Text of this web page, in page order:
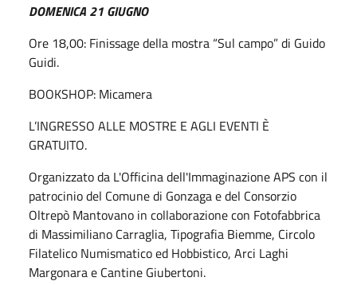
DOMENICA 21 GIUGNO
Ore 18,00: Finissage della mostra “Sul campo” di Guido
Guidi.
BOOKSHOP: Micamera
L’INGRESSO ALLE MOSTRE E AGLI EVENTI È
GRATUITO.
Organizzato da L'Officina dell'Immaginazione APS con il
patrocinio del Comune di Gonzaga e del Consorzio
Oltrepò Mantovano in collaborazione con Fotofabbrica
di Massimiliano Carraglia, Tipografia Biemme, Circolo
Filatelico Numismatico ed Hobbistico, Arci Laghi
Margonara e Cantine Giubertoni.